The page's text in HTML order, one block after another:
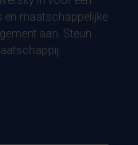
en maatschappelijke
aan. Steun